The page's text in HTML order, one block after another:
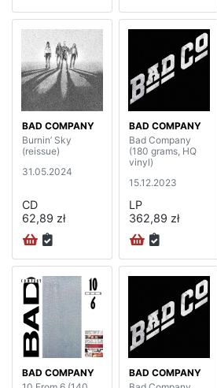
BAD COMPANY
Burnin’ Sky
(reissue)
31.05.2024
CD
62,89 zł
BAD COMPANY
Bad Company
(180 grams, HQ
vinyl)
15.12.2023
LP
362,89 zł
BAD COMPANY
BAD COMPANY